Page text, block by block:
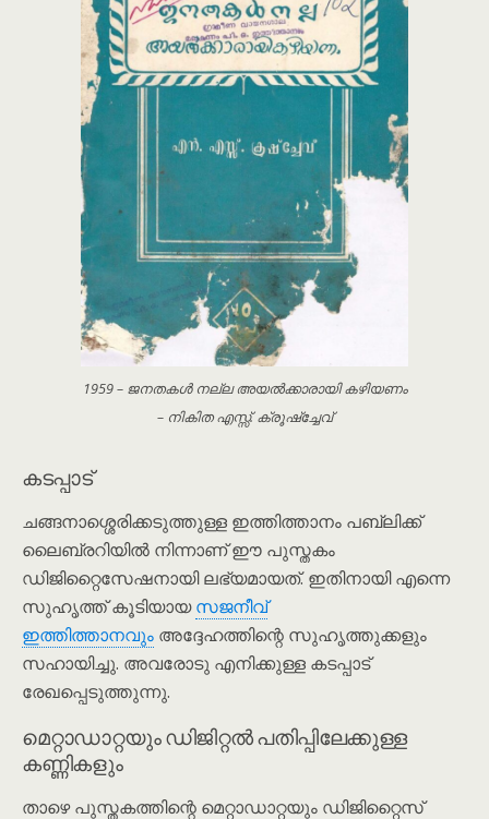
1959 – ജനതകൾ നല്ല അയൽക്കാരായി കഴിയണം
– നികിത എസ്സ്. ക്രൂഷ്‌ച്ചേവ്
കടപ്പാട്
ചങ്ങനാശ്ശെരിക്കടുത്തുള്ള ഇത്തിത്താനം പബ്ലിക്ക്
ലൈബ്രറിയിൽ നിന്നാണ് ഈ പുസ്തകം
ഡിജിറ്റൈസേഷനായി ലഭ്യമായത്. ഇതിനായി എന്നെ
സുഹൃത്ത് കൂടിയായസജനീവ്
ഇത്തിത്താനവും അദ്ദേഹത്തിന്റെ സുഹൃത്തുക്കളും
സഹായിച്ചു. അവരോടു എനിക്കുള്ള കടപ്പാട്
രേഖപ്പെടുത്തുന്നു.
മെറ്റാഡാറ്റയും ഡിജിറ്റൽ പതിപ്പിലേക്കുള്ള
കണ്ണികളും
താഴെ പുസ്തകത്തിന്റെ മെറ്റാഡാറ്റയും ഡിജിറ്റൈസ്